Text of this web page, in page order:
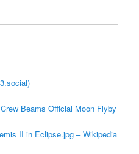
Beams Official Moon Flyby
II in Eclipse.jpg – Wikipedia